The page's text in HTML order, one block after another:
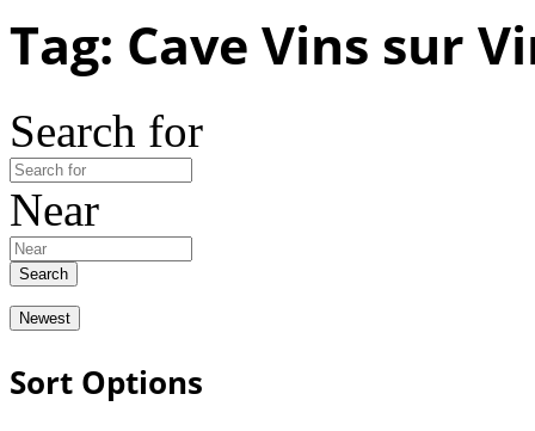
Tag: Cave Vins sur
Search for
Near
Search
Newest
Sort Options